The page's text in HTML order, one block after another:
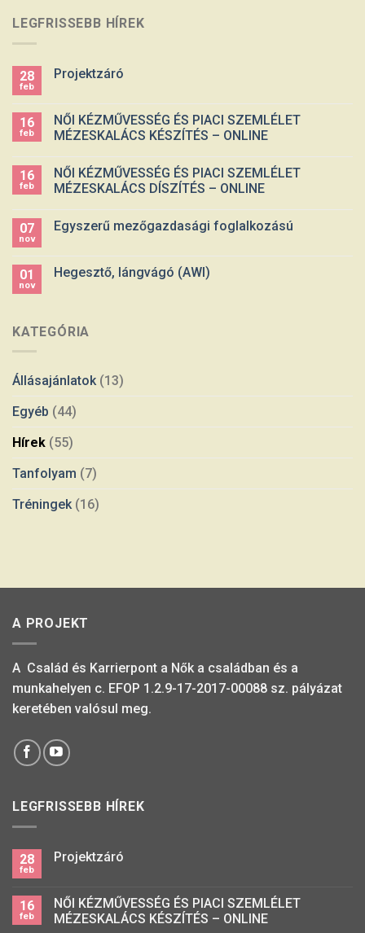
LEGFRISSEBB HÍREK
28
feb
Projektzáró
16
feb
NŐI KÉZMŰVESSÉG ÉS PIACI SZEMLÉLET
MÉZESKALÁCS KÉSZÍTÉS – ONLINE
16
feb
NŐI KÉZMŰVESSÉG ÉS PIACI SZEMLÉLET
MÉZESKALÁCS DÍSZÍTÉS – ONLINE
07
nov
Egyszerű mezőgazdasági foglalkozású
01
nov
Hegesztő, lángvágó (AWI)
KATEGÓRIA
Állásajánlatok(13)
Egyéb (44)
Hírek (55)
Tanfolyam (7)
Tréningek(16)
A PROJEKT
A Család és Karrierpont a Nők a családban és a
munkahelyen c. EFOP 1.2.9-17-2017-00088 sz. pályázat
keretében valósul meg.
LEGFRISSEBB HÍREK
28
feb
Projektzáró
16
feb
NŐI KÉZMŰVESSÉG ÉS PIACI SZEMLÉLET
MÉZESKALÁCS KÉSZÍTÉS – ONLINE